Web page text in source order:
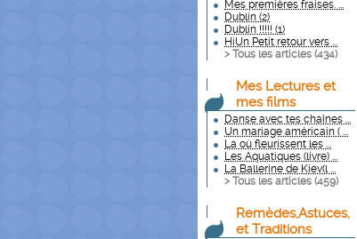
Mes premières fraises. ...
Dublin (2)
Dublin !!!!! (1)
HiUn Petit retour vers ...
> Tous les articles (434)
Mes Lectures et
mes films
Danse avec tes chaînes ...
Un mariage américain ( ...
La où fleurissent les ...
Les Aquatiques (livre) ...
La Ballerine de Kiev(l ...
> Tous les articles (459)
Remèdes,Astuces,
et Traditions